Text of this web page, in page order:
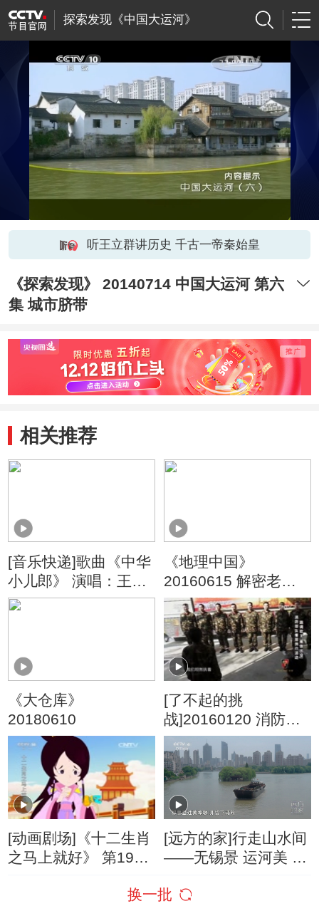
探索发现《中国大运河》
听王立群讲历史 千古一帝秦始皇
《探索发现》 20140714 中国大运河 第六
集 城市脐带
相关推荐
[音乐快递]歌曲《中华
小儿郎》 演唱：王奥
冬
《地理中国》
20160615 解密老牛
湾
《大仓库》
20180610
[了不起的挑
战]20160120 消防部
队餐前例行活动 跑调
歌王“集体出没”
[动画剧场]《十二生肖
之马上就好》 第19集
[远方的家]行走山水间
——无锡景 运河美 江
人家尽枕河
换一批